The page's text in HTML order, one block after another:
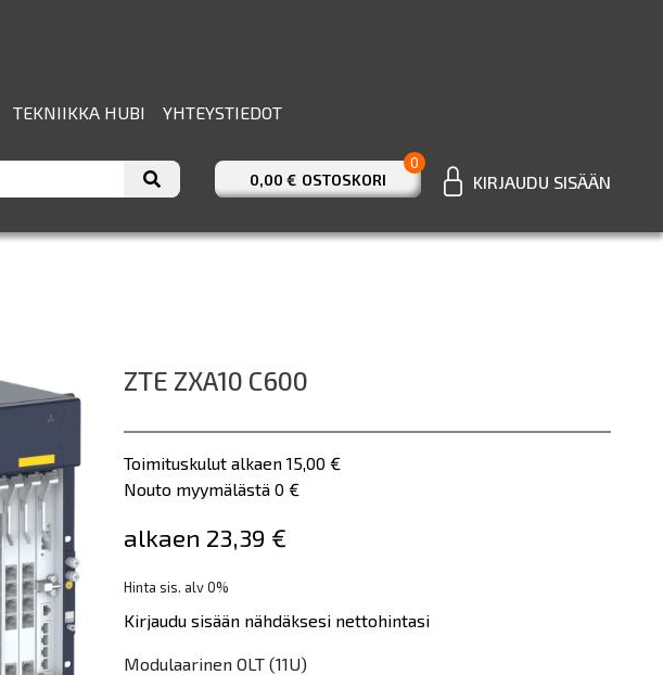
TEKNIIKKA HUBI YHTEYSTIEDOT
0,00 € OSTOSKORI
0
KIRJAUDU SISÄÄN
ZTE ZXA10 C600
Toimituskulut alkaen 15,00 €
Nouto myymälästä 0 €
alkaen 23,39 €
Hinta sis. alv 0%
Kirjaudu sisään nähdäksesi nettohintasi
Modulaarinen OLT (11U)